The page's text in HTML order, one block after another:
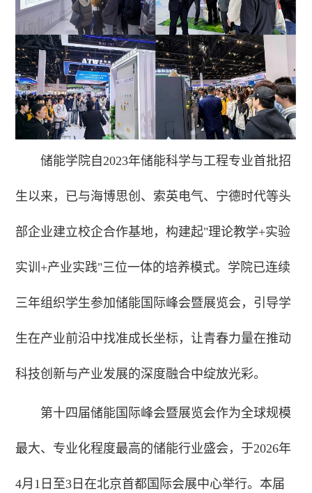
储能学院自2023年储能科学与工程专业首批招
生以来，已与海博思创、索英电气、宁德时代等头
部企业建立校企合作基地，构建起"理论教学+实验
实训+产业实践"三位一体的培养模式。学院已连续
三年组织学生参加储能国际峰会暨展览会，引导学
生在产业前沿中找准成长坐标，让青春力量在推动
科技创新与产业发展的深度融合中绽放光彩。
第十四届储能国际峰会暨展览会作为全球规模
最大、专业化程度最高的储能行业盛会，于2026年
4月1日至3日在北京首都国际会展中心举行。本届